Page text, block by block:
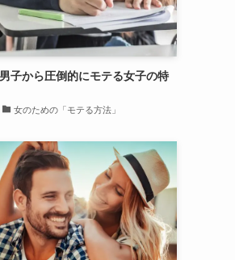
男子から圧倒的にモテる女子の特
女のための「モテる方法」